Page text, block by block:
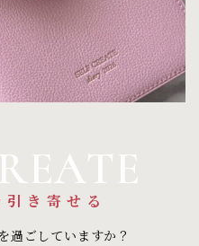
き寄せる
過ごしていますか？